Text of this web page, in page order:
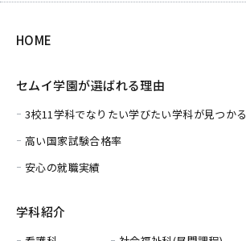
HOME
セムイ学園が選ばれる理由
3校11学科でなりたい学びたい学科が見つかる
高い国家試験合格率
安心の就職実績
学科紹介